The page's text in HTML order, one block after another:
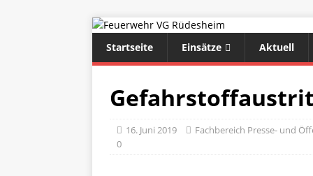
Startseite Einsätze Aktuell
16. Juni 2019 Fachbereich Presse- und
0